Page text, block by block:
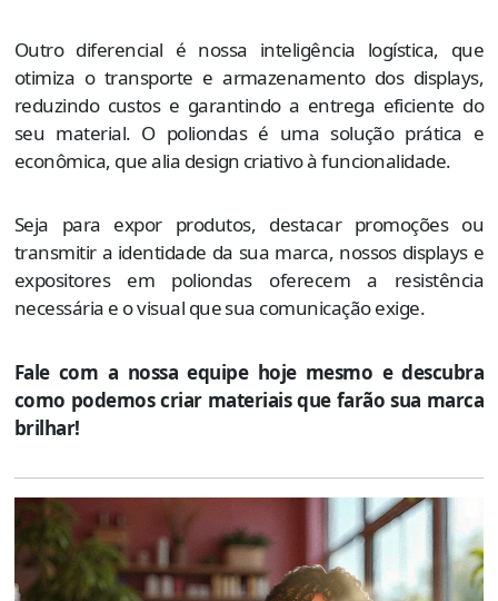
Outro diferencial é nossa inteligência logística, que
otimiza o transporte e armazenamento dos displays,
reduzindo custos e garantindo a entrega eficiente do
seu material. O poliondas é uma solução prática e
econômica, que alia design criativo à funcionalidade.
Seja para expor produtos, destacar promoções ou
transmitir a identidade da sua marca, nossos displays e
expositores em poliondas oferecem a resistência
necessária e o visual que sua comunicação exige.
Fale com a nossa equipe hoje mesmo e descubra
como podemos criar materiais que farão sua marca
brilhar!